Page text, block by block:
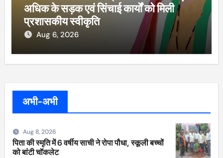
अधिक के सड़क एवं सिंचाई कार्यों को मिली
प्रशासकीय स्वीकृति
Aug 6, 2026
अभी-अभी
Aug 8, 2026
पिता की स्मृति में 6 वर्षीय साची ने रोपा पौधा, स्कूली बच्चों
को बांटी चॉकलेट